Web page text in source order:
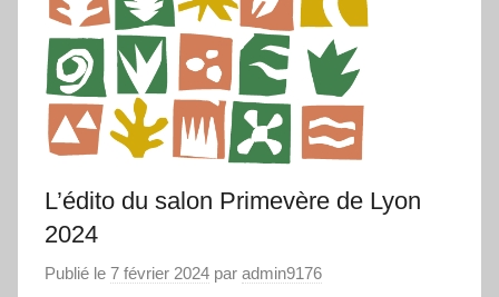
L’édito du salon Primevère de Lyon
2024
Publié le 7 février 2024 par admin9176